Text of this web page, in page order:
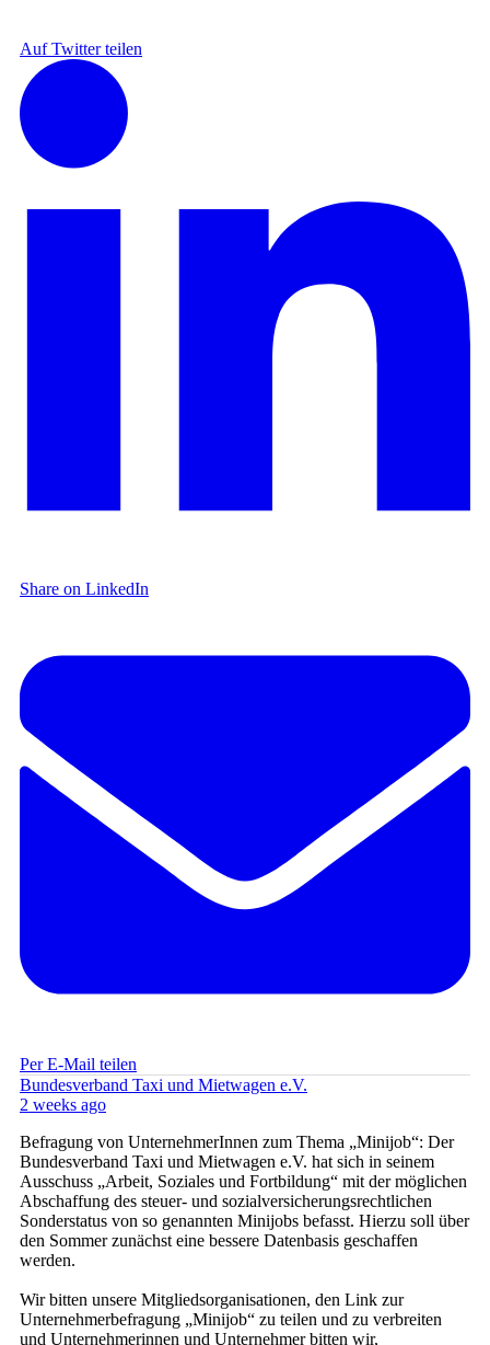
Auf Twitter teilen
Share on LinkedIn
Per E-Mail teilen
Bundesverband Taxi und Mietwagen e.V.
2 weeks ago
Befragung von UnternehmerInnen zum Thema „Minijob“: Der
Bundesverband Taxi und Mietwagen e.V. hat sich in seinem
Ausschuss „Arbeit, Soziales und Fortbildung“ mit der möglichen
Abschaffung des steuer- und sozialversicherungsrechtlichen
Sonderstatus von so genannten Minijobs befasst. Hierzu soll über
den Sommer zunächst eine bessere Datenbasis geschaffen
werden.
Wir bitten unsere Mitgliedsorganisationen, den Link zur
Unternehmerbefragung „Minijob“ zu teilen und zu verbreiten
und Unternehmerinnen und Unternehmer bitten wir,